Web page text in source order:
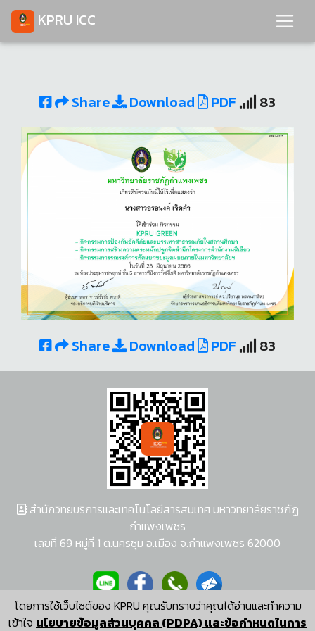
KPRU ICC
Share Download PDF 83
Share Download PDF 83
โดยการใช้เว็บไซต์ของ KPRU คุณรับทราบว่าคุณได้อ่านและทำความ
เข้าใจ นโยบายข้อมูลส่วนบุคคล (PDPA) และข้อกำหนดในการ
สำนักวิทยบริการและเทคโนโลยีสารสนเทศ มหาวิทยาลัยราชภัฏ
กำแพงเพชร
เลขที่ 69 หมู่ที่ 1 ต.นครชุม อ.เมือง จ.กำแพงเพชร 62000
ผู้พัฒนาระบบ อนุชา พวงผกา